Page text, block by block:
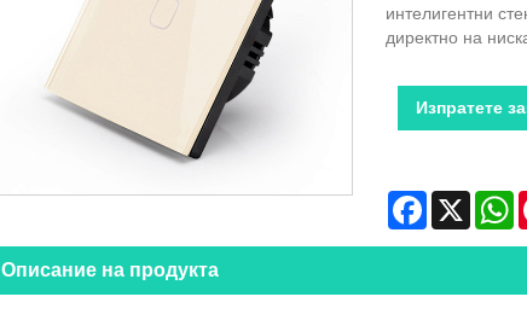
интелигентни
директно на
Изпратете
Facebook
X
Описание на продукта